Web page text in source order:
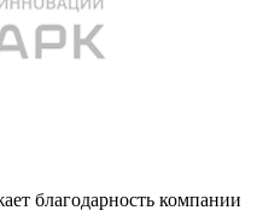
благодарность компании